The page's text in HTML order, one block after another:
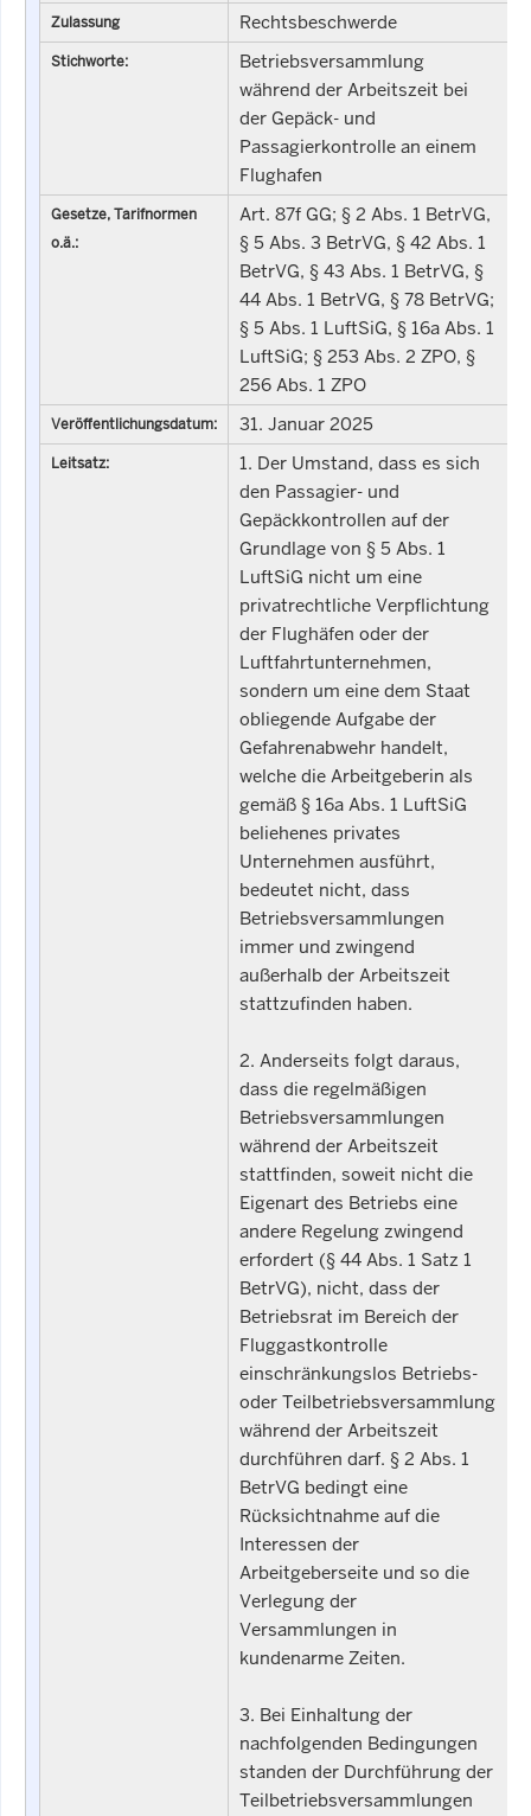
Zulassung Rechtsbeschwerde
Stichworte:
Betriebsversammlung
während der Arbeitszeit bei
der Gepäck- und
Passagierkontrolle an einem
Flughafen
Gesetze, Tarifnormen
o.ä.:
Art. 87f GG; § 2 Abs. 1 BetrVG,
§ 5 Abs. 3 BetrVG, § 42 Abs. 1
BetrVG, § 43 Abs. 1 BetrVG, §
44 Abs. 1 BetrVG, § 78 BetrVG;
§ 5 Abs. 1 LuftSiG, § 16a Abs. 1
LuftSiG; § 253 Abs. 2 ZPO, §
256 Abs. 1 ZPO
Veröffentlichungsdatum: 31. Januar 2025
Leitsatz:
1. Der Umstand, dass es sich
den Passagier- und
Gepäckkontrollen auf der
Grundlage von § 5 Abs. 1
LuftSiG nicht um eine
privatrechtliche Verpflichtung
der Flughäfen oder der
Luftfahrtunternehmen,
sondern um eine dem Staat
obliegende Aufgabe der
Gefahrenabwehr handelt,
welche die Arbeitgeberin als
gemäß § 16a Abs. 1 LuftSiG
beliehenes privates
Unternehmen ausführt,
bedeutet nicht, dass
Betriebsversammlungen
immer und zwingend
außerhalb der Arbeitszeit
stattzufinden haben.
2. Anderseits folgt daraus,
dass die regelmäßigen
Betriebsversammlungen
während der Arbeitszeit
stattfinden, soweit nicht die
Eigenart des Betriebs eine
andere Regelung zwingend
erfordert (§ 44 Abs. 1 Satz 1
BetrVG), nicht, dass der
Betriebsrat im Bereich der
Fluggastkontrolle
einschränkungslos Betriebs-
oder Teilbetriebsversammlung
während der Arbeitszeit
durchführen darf. § 2 Abs. 1
BetrVG bedingt eine
Rücksichtnahme auf die
Interessen der
Arbeitgeberseite und so die
Verlegung der
Versammlungen in
kundenarme Zeiten.
3. Bei Einhaltung der
nachfolgenden Bedingungen
standen der Durchführung der
Teilbetriebsversammlungen